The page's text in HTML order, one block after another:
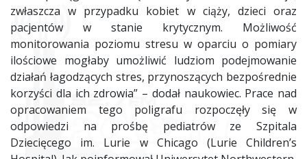
zwłaszcza w przypadku kobiet w ciąży, dzieci oraz
pacjentów w stanie krytycznym. Możliwość
monitorowania poziomu stresu w oparciu o pomiary
ilościowe mogłaby umożliwić ludziom podejmowanie
działań łagodzących stres, przynoszących bezpośrednie
korzyści dla ich zdrowia” – dodał naukowiec. Prace nad
opracowaniem tego poligrafu rozpoczęły się w
odpowiedzi na prośbę pediatrów ze Szpitala
Dziecięcego im. Lurie w Chicago (Lurie Children’s